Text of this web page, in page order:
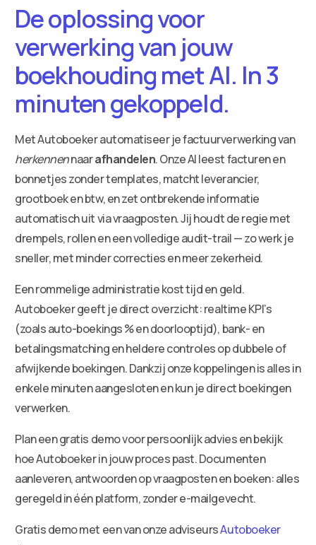
De oplossing voor
verwerking van jouw
boekhouding met AI. In 3
minuten gekoppeld.
Met Autoboeker automatiseer je factuurverwerking van
herkennennaarafhandelen. Onze AI leest facturen en
bonnetjes zonder templates, matcht leverancier,
grootboek en btw, en zet ontbrekende informatie
automatisch uit via vraagposten. Jij houdt de regie met
drempels, rollen en een volledige audit-trail — zo werk je
sneller, met minder correcties en meer zekerheid.
Een rommelige administratie kost tijd en geld.
Autoboeker geeft je direct overzicht: realtime KPI’s
(zoals auto-boekings % en doorlooptijd), bank- en
betalingsmatching en heldere controles op dubbele of
afwijkende boekingen. Dankzij onze koppelingen is alles in
enkele minuten aangesloten en kun je direct boekingen
verwerken.
Plan een gratis demo voor persoonlijk advies en bekijk
hoe Autoboeker in jouw proces past. Documenten
aanleveren, antwoorden op vraagposten en boeken: alles
geregeld in één platform, zonder e-mailgevecht.
Gratis demo met een van onze adviseursAutoboeker